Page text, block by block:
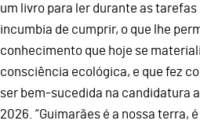
um livro para ler durante as tarefas
incumbia de cumprir, o que lhe
conhecimento que hoje se
consciência ecológica, e que fez
ser bem-sucedida na candidatura
2026. “Guimarães é a nossa terra,